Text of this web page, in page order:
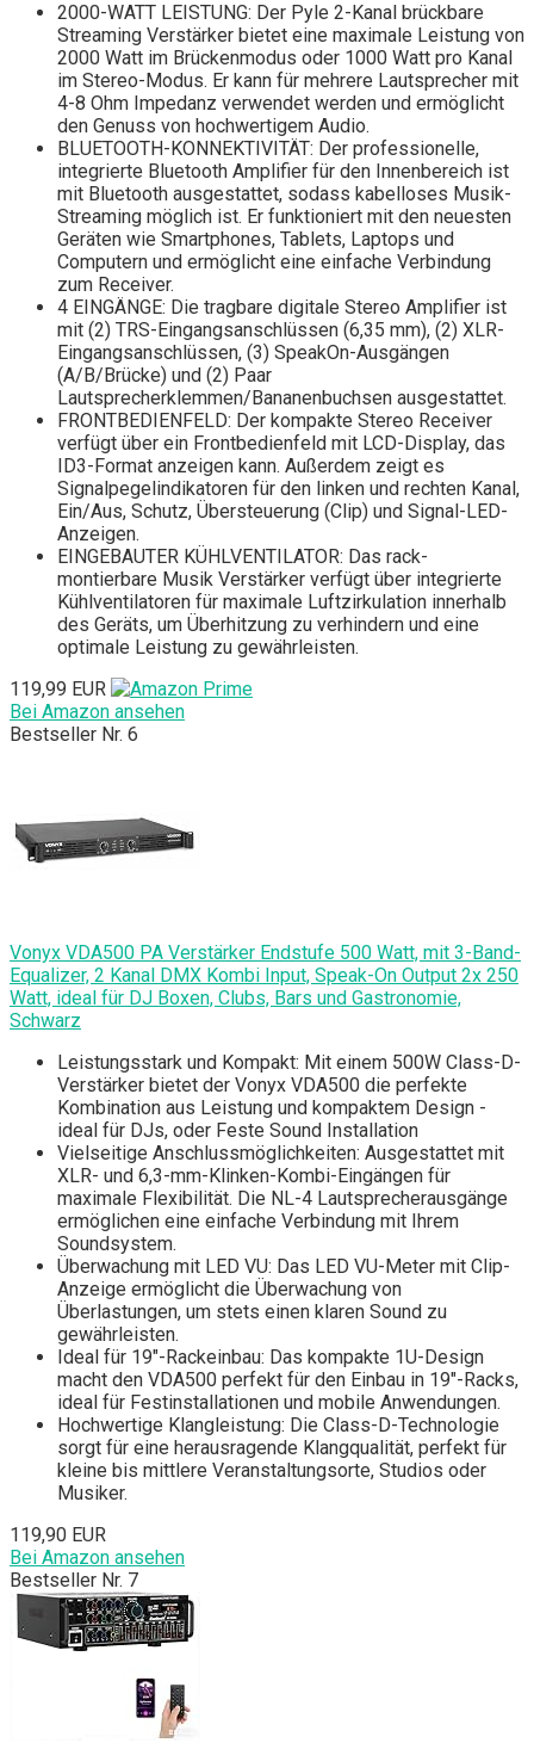
2000-WATT LEISTUNG: Der Pyle 2-Kanal brückbare
Streaming Verstärker bietet eine maximale Leistung von
2000 Watt im Brückenmodus oder 1000 Watt pro Kanal
im Stereo-Modus. Er kann für mehrere Lautsprecher mit
4-8 Ohm Impedanz verwendet werden und ermöglicht
den Genuss von hochwertigem Audio.
BLUETOOTH-KONNEKTIVITÄT: Der professionelle,
integrierte Bluetooth Amplifier für den Innenbereich ist
mit Bluetooth ausgestattet, sodass kabelloses Musik-
Streaming möglich ist. Er funktioniert mit den neuesten
Geräten wie Smartphones, Tablets, Laptops und
Computern und ermöglicht eine einfache Verbindung
zum Receiver.
4 EINGÄNGE: Die tragbare digitale Stereo Amplifier ist
mit (2) TRS-Eingangsanschlüssen (6,35 mm), (2) XLR-
Eingangsanschlüssen, (3) SpeakOn-Ausgängen
(A/B/Brücke) und (2) Paar
Lautsprecherklemmen/Bananenbuchsen ausgestattet.
FRONTBEDIENFELD: Der kompakte Stereo Receiver
verfügt über ein Frontbedienfeld mit LCD-Display, das
ID3-Format anzeigen kann. Außerdem zeigt es
Signalpegelindikatoren für den linken und rechten Kanal,
Ein/Aus, Schutz, Übersteuerung (Clip) und Signal-LED-
Anzeigen.
EINGEBAUTER KÜHLVENTILATOR: Das rack-
montierbare Musik Verstärker verfügt über integrierte
Kühlventilatoren für maximale Luftzirkulation innerhalb
des Geräts, um Überhitzung zu verhindern und eine
optimale Leistung zu gewährleisten.
119,99 EUR
Bei Amazon ansehen
Bestseller Nr. 6
Vonyx VDA500 PA Verstärker Endstufe 500 Watt, mit 3-Band-
Equalizer, 2 Kanal DMX Kombi Input, Speak-On Output 2x 250
Watt, ideal für DJ Boxen, Clubs, Bars und Gastronomie,
Schwarz
Leistungsstark und Kompakt: Mit einem 500W Class-D-
Verstärker bietet der Vonyx VDA500 die perfekte
Kombination aus Leistung und kompaktem Design -
ideal für DJs, oder Feste Sound Installation
Vielseitige Anschlussmöglichkeiten: Ausgestattet mit
XLR- und 6,3-mm-Klinken-Kombi-Eingängen für
maximale Flexibilität. Die NL-4 Lautsprecherausgänge
ermöglichen eine einfache Verbindung mit Ihrem
Soundsystem.
Überwachung mit LED VU: Das LED VU-Meter mit Clip-
Anzeige ermöglicht die Überwachung von
Überlastungen, um stets einen klaren Sound zu
gewährleisten.
Ideal für 19"-Rackeinbau: Das kompakte 1U-Design
macht den VDA500 perfekt für den Einbau in 19"-Racks,
ideal für Festinstallationen und mobile Anwendungen.
Hochwertige Klangleistung: Die Class-D-Technologie
sorgt für eine herausragende Klangqualität, perfekt für
kleine bis mittlere Veranstaltungsorte, Studios oder
Musiker.
119,90 EUR
Bei Amazon ansehen
Bestseller Nr. 7